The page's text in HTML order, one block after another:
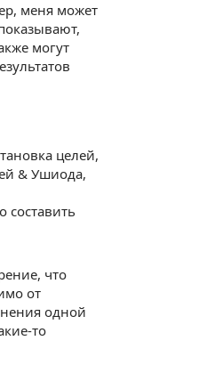
меня может
могут
целей,
& Ушиода,
составить
что
от
одной
то